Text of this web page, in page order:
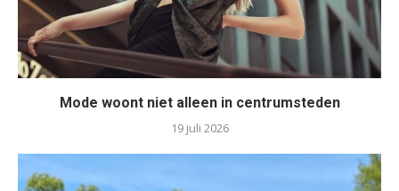
Mode woont niet alleen in centrumsteden
19 juli 2026